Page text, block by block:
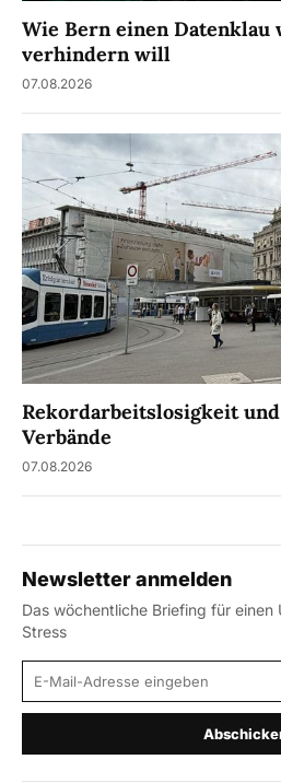
Wie Bern einen Datenklau
verhindern will
07.08.2026
Rekordarbeitslosigkeit
Verbände
07.08.2026
Newsletter anmelden
Das wöchentliche Briefing für
Stress
E-Mail-Adresse